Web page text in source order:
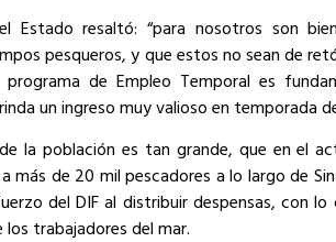
Estado resaltó: “para nosotros son
pesqueros, y que estos no sean de
de Empleo Temporal es
un ingreso muy valioso en temporada
la población es tan grande, que en el
más de 20 mil pescadores a lo largo de
del DIF al distribuir despensas, con lo
trabajadores del mar.